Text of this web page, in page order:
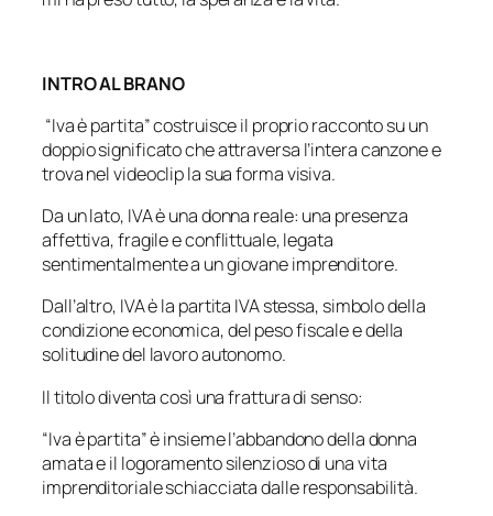
INTRO AL BRANO
“Iva è partita” costruisce il proprio racconto su un
doppio significato che attraversa l’intera canzone e
trova nel videoclip la sua forma visiva.
Da un lato, IVA è una donna reale: una presenza
affettiva, fragile e conflittuale, legata
sentimentalmente a un giovane imprenditore.
Dall’altro, IVA è la partita IVA stessa, simbolo della
condizione economica, del peso fiscale e della
solitudine del lavoro autonomo.
Il titolo diventa così una frattura di senso:
“Iva è partita” è insieme l’abbandono della donna
amata e il logoramento silenzioso di una vita
imprenditoriale schiacciata dalle responsabilità.